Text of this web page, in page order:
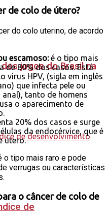
jogos do Brasil na
de
de colo de útero?
do colo uterino, de acordo
escamoso:é o tipo mais
de 80% dos casos. Está
vírus HPV, (sigla em inglês
que infecta pele ou
tanto de homens
o aparecimento de
20% dos casos e surge
da endocérvice, que é
útero.
o tipo mais raro e pode
verrugas ou características
o câncer de colo de